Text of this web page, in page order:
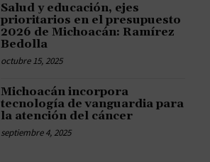
Salud y educación, ejes
prioritarios en el presupuesto
2026 de Michoacán: Ramírez
Bedolla
octubre 15, 2025
Michoacán incorpora
tecnología de vanguardia para
la atención del cáncer
septiembre 4, 2025